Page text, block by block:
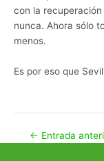
con la
nunca. Ahora sólo
menos.
Es por eso que
Navegación
← Entrada